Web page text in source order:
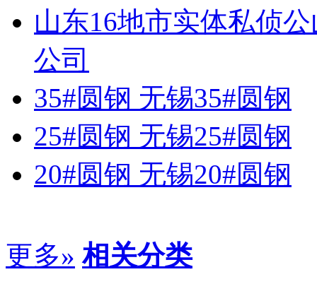
山东16地市实体私侦
公司
35#圆钢 无锡35#圆钢
25#圆钢 无锡25#圆钢
20#圆钢 无锡20#圆钢
更多» 相关分类